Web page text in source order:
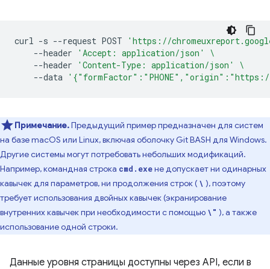
curl -s --request POST
'https://
--header
'Accept: application/json'
\
--header
'Content-Type: application/json'
\
--data
Примечание.Предыдущий пример предназначен для систем
на базе macOS или Linux, включая оболочку Git BASH для Windows.
Другие системы могут потребовать небольших модификаций.
Например, командная строка cmd.exeне допускает ни одинарных
кавычек для параметров, ни продолжения строк ( \ ), поэтому
требует использования двойных кавычек (экранирование
внутренних кавычек при необходимости с помощью \" ), а также
использование одной строки.
Данные уровня страницы доступны через API, если в